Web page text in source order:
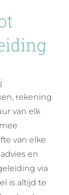
rekening
van elk
van elke
en
via
is altijd te